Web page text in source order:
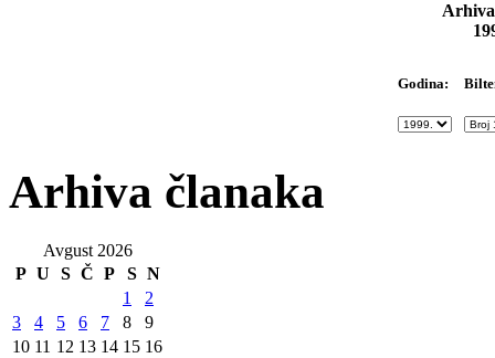
Godina:
Arhiva članaka
Avgust 2026
P U S Č P S N
1
2
3
4 5 6 7 8
9
10 11 12 13 14 15 16